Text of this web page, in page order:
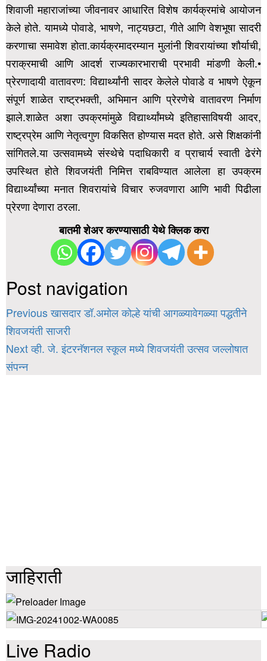
शिवाजी महाराजांच्या जीवनावर आधारित विशेष कार्यक्रमांचे आयोजन
केले होते. यामध्ये पोवाडे, भाषणे, नाट्यछटा, गीते आणि वेशभूषा सादरी
करणाचा समावेश होता.कार्यक्रमादरम्यान मुलांनी शिवरायांच्या शौर्याची,
पराक्रमाची आणि आदर्श राज्यकारभाराची प्रभावी मांडणी केली.•
प्रेरणादायी वातावरण: विद्यार्थ्यांनी सादर केलेले पोवाडे व भाषणे ऐकून
संपूर्ण शाळेत राष्ट्रभक्ती, अभिमान आणि प्रेरणेचे वातावरण निर्माण
झाले.शाळेत अशा उपक्रमांमुळे विद्यार्थ्यांमध्ये इतिहासाविषयी आदर,
राष्ट्रप्रेम आणि नेतृत्वगुण विकसित होण्यास मदत होते. असे शिक्षकांनी
सांगितले.या उत्सवामध्ये संस्थेचे पदाधिकारी व प्राचार्य स्वाती ढेरंगे
उपस्थित होते शिवजयंती निमित्त राबविण्यात आलेला हा उपक्रम
विद्यार्थ्यांच्या मनात शिवरायांचे विचार रुजवणारा आणि भावी पिढीला
प्रेरणा देणारा ठरला.
बातमी शेअर करण्यासाठी येथे क्लिक करा
Post navigation
Previousखासदार डॉ.अमोल कोल्हे यांची आगळ्यावेगळ्या पद्धतीने
शिवजयंती साजरी
Nextव्ही. जे. इंटरनॅशनल स्कूल मध्ये शिवजयंती उत्सव जल्लोषात
संपन्न
जाहिराती
Live Radio